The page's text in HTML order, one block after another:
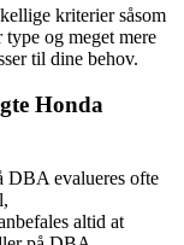
kriterier såsom
og meget mere
til dine behov.
Honda
DBA evalueres ofte
altid at